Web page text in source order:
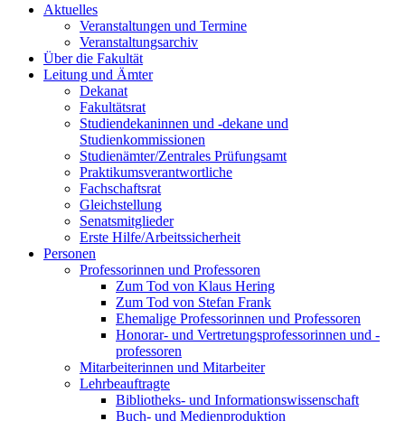
Aktuelles
Veranstaltungen und Termine
Veranstaltungsarchiv
Über die Fakultät
Leitung und Ämter
Dekanat
Fakultätsrat
Studiendekaninnen und -dekane und
Studienkommissionen
Studienämter/Zentrales Prüfungsamt
Praktikumsverantwortliche
Fachschaftsrat
Gleichstellung
Senatsmitglieder
Erste Hilfe/Arbeitssicherheit
Personen
Professorinnen und Professoren
Zum Tod von Klaus Hering
Zum Tod von Stefan Frank
Ehemalige Professorinnen und Professoren
Honorar- und Vertretungsprofessorinnen und -
professoren
Mitarbeiterinnen und Mitarbeiter
Lehrbeauftragte
Bibliotheks- und Informationswissenschaft
Buch- und Medienproduktion